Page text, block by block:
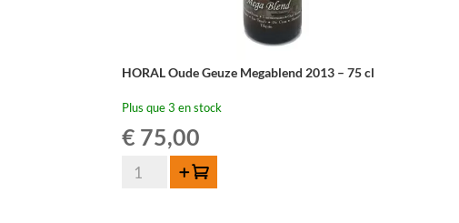
HORAL Oude Geuze Megablend 2013 – 75 cl
Plus que 3 en stock
€ 75,00
quantité
Ajouter au panier